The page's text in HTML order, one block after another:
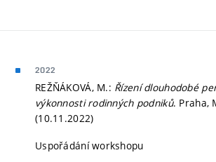
2022
REŽŇÁKOVÁ, M.: Řízení dlouhodobé
výkonnosti rodinných podniků. Praha,
(10.11.2022)
Uspořádání workshopu